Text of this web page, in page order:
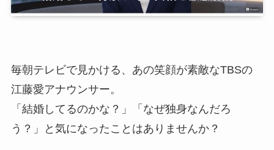
毎朝テレビで見かける、あの笑顔が素敵なTBSの
江藤愛アナウンサー。
「結婚してるのかな？」「なぜ独身なんだろ
う？」と気になったことはありませんか？